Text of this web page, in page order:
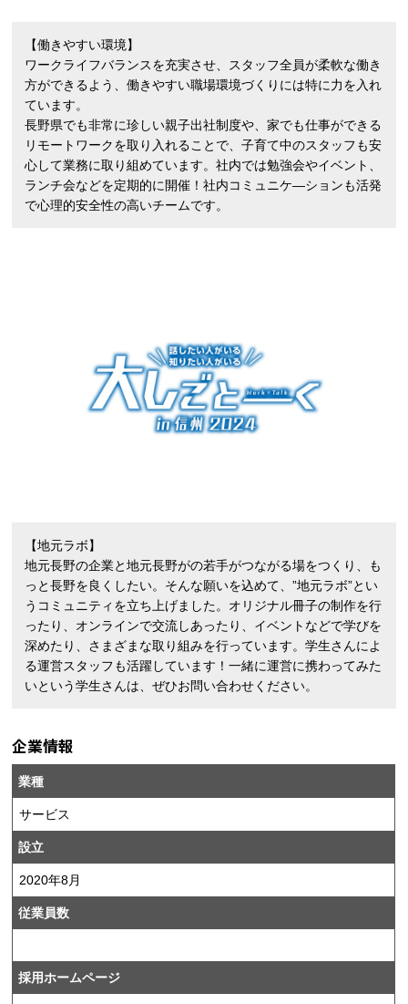
【働きやすい環境】
ワークライフバランスを充実させ、スタッフ全員が柔軟な働き
方ができるよう、働きやすい職場環境づくりには特に力を入れ
ています。
長野県でも非常に珍しい親子出社制度や、家でも仕事ができる
リモートワークを取り入れることで、子育て中のスタッフも安
心して業務に取り組めています。社内では勉強会やイベント、
ランチ会などを定期的に開催！社内コミュニケ―ションも活発
で心理的安全性の高いチームです。
【地元ラボ】
地元長野の企業と地元長野がの若手がつながる場をつくり、も
っと長野を良くしたい。そんな願いを込めて、”地元ラボ”とい
うコミュニティを立ち上げました。オリジナル冊子の制作を行
ったり、オンラインで交流しあったり、イベントなどで学びを
深めたり、さまざまな取り組みを行っています。学生さんによ
る運営スタッフも活躍しています！一緒に運営に携わってみた
いという学生さんは、ぜひお問い合わせください。
企業情報
業種
サービス
設立
2020年8月
従業員数
採用ホームページ